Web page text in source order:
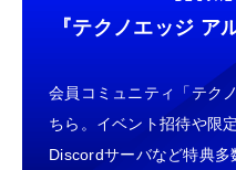
『テクノエッジ ア
会員コミュニティ「テク
ちら。イベント招待や限
Discordサーバなど特典多